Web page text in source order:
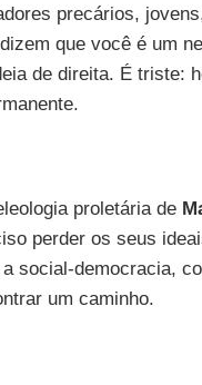
precários,
que você é um
de direita. É triste:
proletária de
perder os seus
social-democracia,
um caminho.